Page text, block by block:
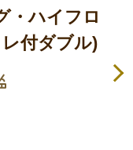
・ハイフロ
付ダブル)